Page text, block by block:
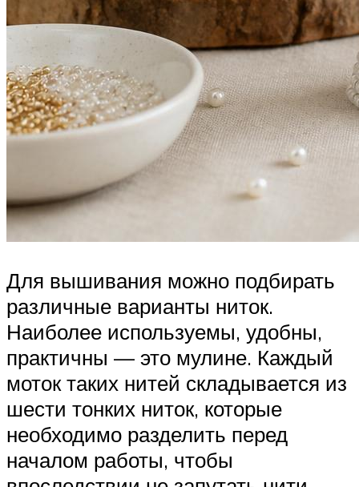
Для вышивания можно подбирать
различные варианты ниток.
Наиболее используемы, удобны,
практичны — это мулине. Каждый
моток таких нитей складывается из
шести тонких ниток, которые
необходимо разделить перед
началом работы, чтобы